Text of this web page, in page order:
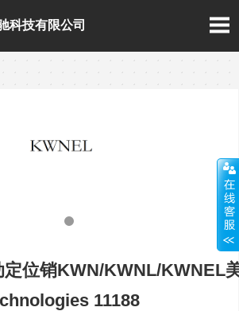
科技有限公司
定位销KWN/KWNL/KWNEL
11188